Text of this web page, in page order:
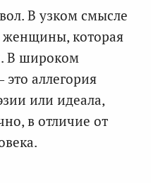
В узком смысле
которая
В широком
аллегория
или идеала,
в отличие от